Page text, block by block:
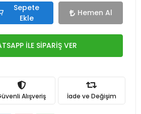
Sepete
Ekle
Hemen Al
İLE SİPARİŞ VER
Alışveriş İade ve Değişim